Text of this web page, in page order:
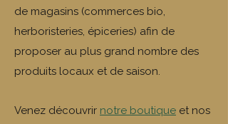
de magasins (commerces bio,
herboristeries, épiceries) afin de
proposer au plus grand nombre des
produits locaux et de saison.
​Venez découvrir notre boutique et nos